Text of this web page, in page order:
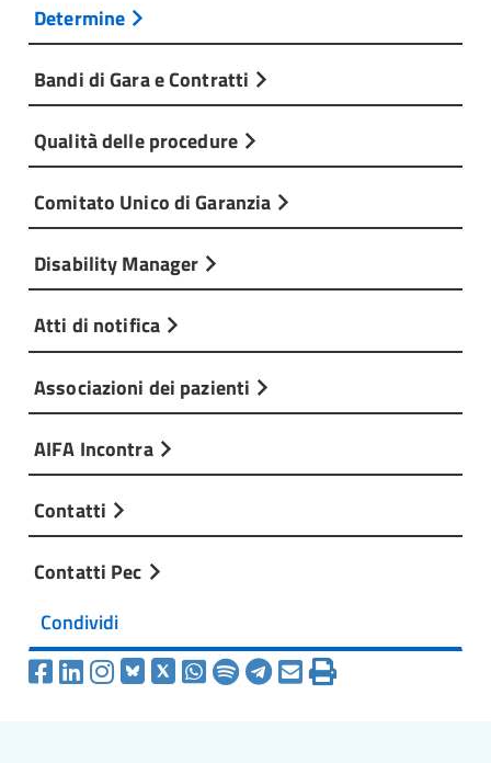
Determine
Bandi di Gara e Contratti
Qualità delle procedure
Comitato Unico di Garanzia
Disability Manager
Atti di notifica
Associazioni dei pazienti
AIFA Incontra
Contatti
Contatti Pec
Condividi